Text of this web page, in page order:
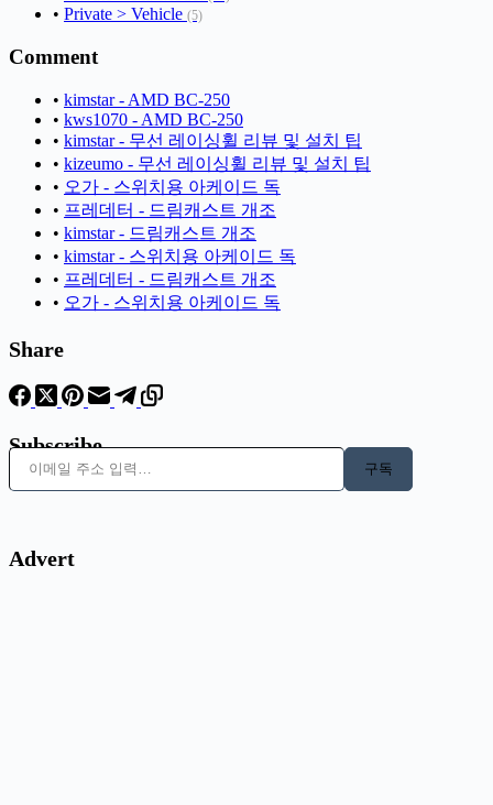
• Private > Vehicle (5)
Comment
• kimstar - AMD BC-250
• kws1070 - AMD BC-250
• kimstar - 무선 레이싱휠 리뷰 및 설치 팁
• kizeumo - 무선 레이싱휠 리뷰 및 설치 팁
• 오가 - 스위치용 아케이드 독
• 프레데터 - 드림캐스트 개조
• kimstar - 드림캐스트 개조
• kimstar - 스위치용 아케이드 독
• 프레데터 - 드림캐스트 개조
• 오가 - 스위치용 아케이드 독
Share
Subscribe
이메일 주소 입력…
구독
Advert